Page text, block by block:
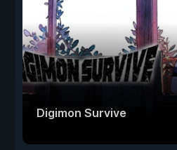
Digimon Survive